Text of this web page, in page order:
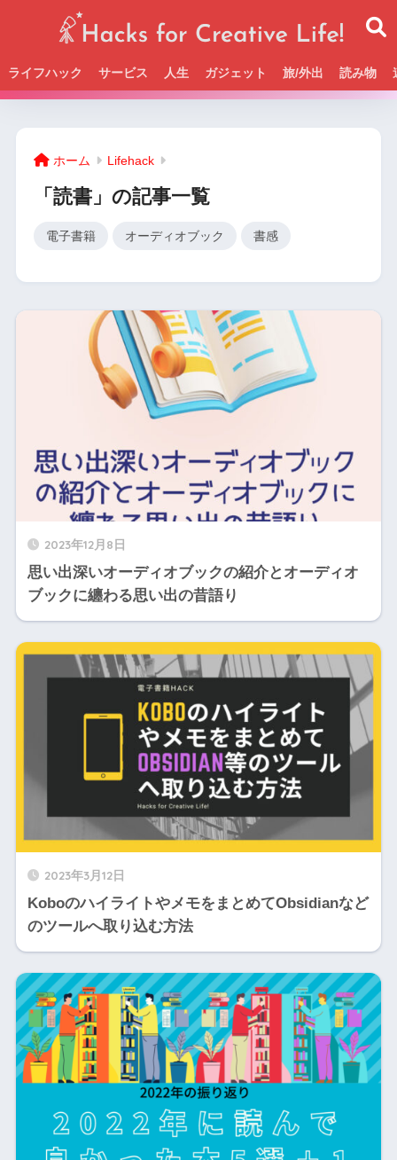
ライフハック サービス 人生 ガジェット 旅/外出 読み物
Beckの活動＆SNSまとめはこちら
ホーム Lifehack
「読書」の記事一覧
電子書籍 オーディオブック 書感
2023年12月8日
思い出深いオーディオブックの紹介とオーディオ
ブックに纏わる思い出の昔語り
2023年3月12日
KoboのハイライトやメモをまとめてObsidianなど
のツールへ取り込む方法